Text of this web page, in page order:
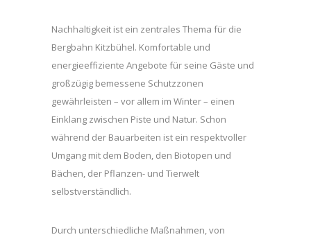
Nachhaltigkeit ist ein zentrales Thema für die
Bergbahn Kitzbühel. Komfortable und
energieeffiziente Angebote für seine Gäste und
großzügig bemessene Schutzzonen
gewährleisten – vor allem im Winter – einen
Einklang zwischen Piste und Natur. Schon
während der Bauarbeiten ist ein respektvoller
Umgang mit dem Boden, den Biotopen und
Bächen, der Pflanzen- und Tierwelt
selbstverständlich.
Durch unterschiedliche Maßnahmen, von